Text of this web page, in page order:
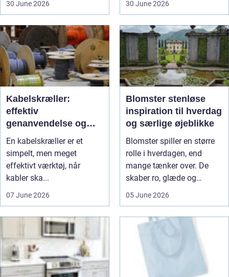
30 June 2026 30 June 2026
Kabelskræller:
effektiv
genanvendelse og
bedre økonomi i
kabelhåndtering
En kabelskræller er et
simpelt, men meget
effektivt værktøj, når
kabler ska...
07 June 2026
Blomster stenløse
inspiration til hverdag
og særlige øjeblikke
Blomster spiller en større
rolle i hverdagen, end
mange tænker over. De
skaber ro, glæde og
nærvær, ...
05 June 2026